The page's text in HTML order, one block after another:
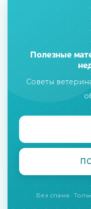
Полезные
Советы
Без спама ·